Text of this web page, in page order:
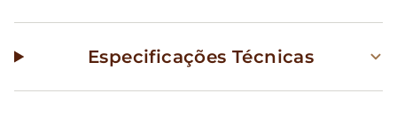
Especificações Técnicas